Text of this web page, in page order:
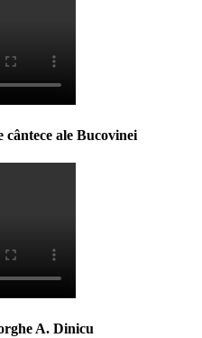
ale Bucovinei
A. Dinicu